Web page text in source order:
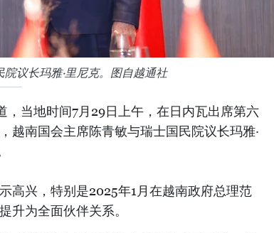
议长玛雅·里尼克。图自越通社
当地时间7月29日上午，在日内瓦出席第六
越南国会主席陈青敏与瑞士国民院议长玛雅·
高兴，特别是2025年1月在越南政府总理范
升为全面伙伴关系。